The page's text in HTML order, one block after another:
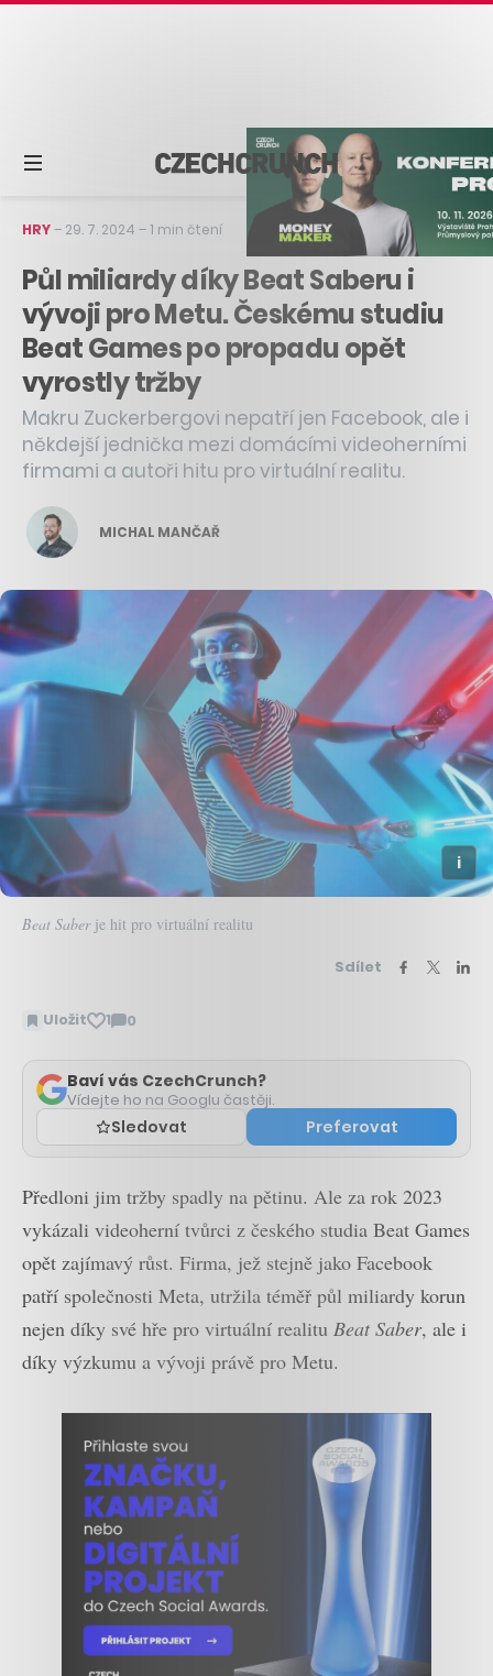
HRY– 29. 7. 2024 –1 min čtení
Půl miliardy díky Beat Saberu i
vývoji pro Metu. Českému studiu
Beat Games po propadu opět
vyrostly tržby
Makru Zuckerbergovi nepatří jen Facebook, ale i
někdejší jednička mezi domácími videoherními
firmami a autoři hitu pro virtuální realitu.
MICHAL MANČAŘ
Beat Saberje hit pro virtuální realitu
Sdílet
Uložit 1 0
Zobrazit
Baví vás CzechCrunch?
Vídejte ho na Googlu častěji.
Sledovat Preferovat
Předloni jim tržby spadly na pětinu. Ale za rok 2023
vykázali videoherní tvůrci z českého studia Beat Games
opět zajímavý růst. Firma, jež stejně jako Facebook
patří společnosti Meta, utržila téměř půl miliardy korun
nejen díky své hře pro virtuální realitu Beat Saber, ale i
díky výzkumu a vývoji právě pro Metu.